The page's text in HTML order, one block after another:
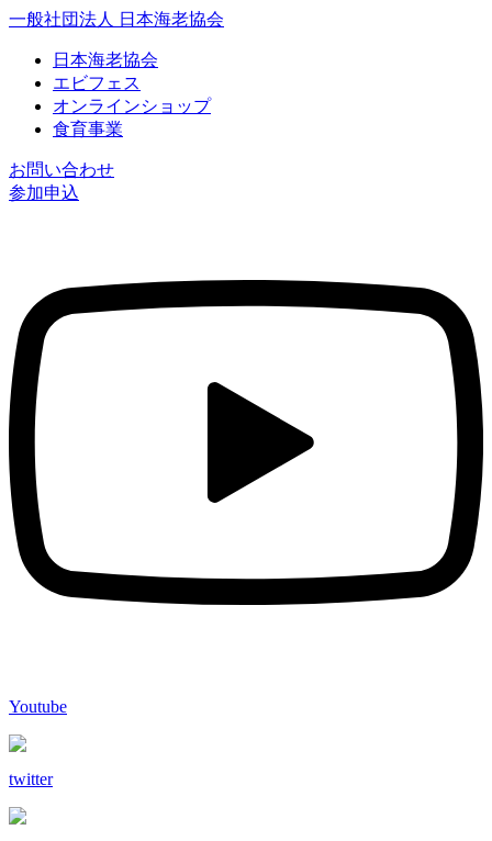
一般社団法人 日本海老協会
日本海老協会
エビフェス
オンラインショップ
食育事業
お問い合わせ
参加申込
Youtube
twitter